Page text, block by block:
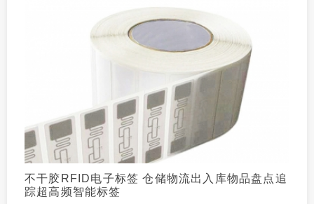
不干胶RFID电子标签 仓储物流出入库物品盘点追
踪超高频智能标签